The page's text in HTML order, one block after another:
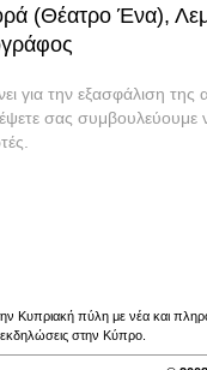
(Θέατρο Ένα),
για την εξασφάλιση της
σας συμβουλεύουμε
πύλη με νέα και
εκδηλώσεις στην Κύπρο.